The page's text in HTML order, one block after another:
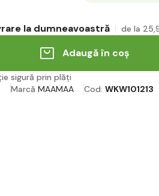
la dumneavoastră
de la 25
Adaugă în coș
sigură prin plăți
Marcă MAAMAA Cod: WKW101213